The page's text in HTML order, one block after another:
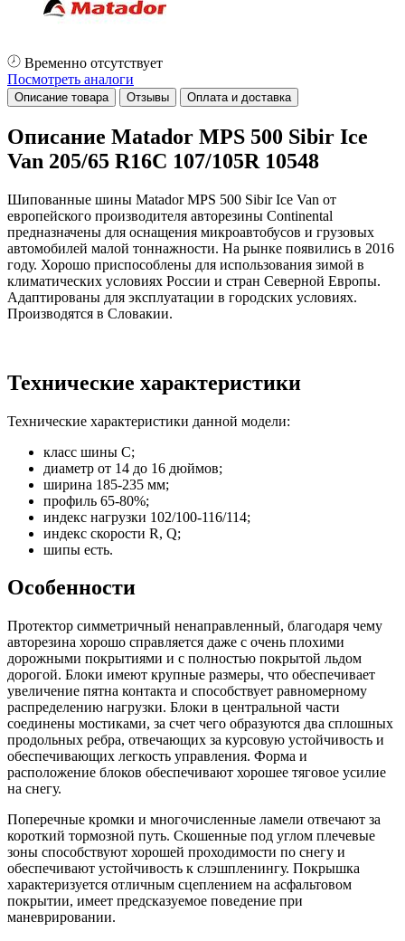
Временно отсутствует
Посмотреть аналоги
Описание товара Отзывы Оплата и доставка
Описание Matador MPS 500 Sibir Ice
Van 205/65 R16C 107/105R 10548
Шипованные шины Matador MPS 500 Sibir Ice Van от
европейского производителя авторезины Continental
предназначены для оснащения микроавтобусов и грузовых
автомобилей малой тоннажности. На рынке появились в 2016
году. Хорошо приспособлены для использования зимой в
климатических условиях России и стран Северной Европы.
Адаптированы для эксплуатации в городских условиях.
Производятся в Словакии.
Технические характеристики
Технические характеристики данной модели:
класс шины C;
диаметр от 14 до 16 дюймов;
ширина 185-235 мм;
профиль 65-80%;
индекс нагрузки 102/100-116/114;
индекс скорости R, Q;
шипы есть.
Особенности
Протектор симметричный ненаправленный, благодаря чему
авторезина хорошо справляется даже с очень плохими
дорожными покрытиями и с полностью покрытой льдом
дорогой. Блоки имеют крупные размеры, что обеспечивает
увеличение пятна контакта и способствует равномерному
распределению нагрузки. Блоки в центральной части
соединены мостиками, за счет чего образуются два сплошных
продольных ребра, отвечающих за курсовую устойчивость и
обеспечивающих легкость управления. Форма и
расположение блоков обеспечивают хорошее тяговое усилие
на снегу.
Поперечные кромки и многочисленные ламели отвечают за
короткий тормозной путь. Скошенные под углом плечевые
зоны способствуют хорошей проходимости по снегу и
обеспечивают устойчивость к слэшпленингу. Покрышка
характеризуется отличным сцеплением на асфальтовом
покрытии, имеет предсказуемое поведение при
маневрировании.